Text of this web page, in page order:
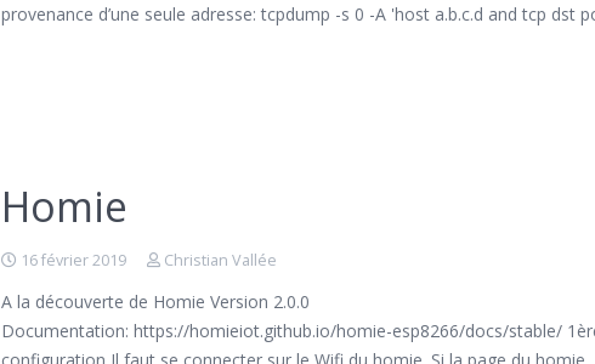
provenance d’une seule adresse: tcpdump -s 0 -A 'host a.b.c.d and tcp dst
Homie
16 février 2019 Christian Vallée
A la découverte de Homie Version 2.0.0
Documentation: https://homieiot.github.io/homie-esp8266/docs/stable/